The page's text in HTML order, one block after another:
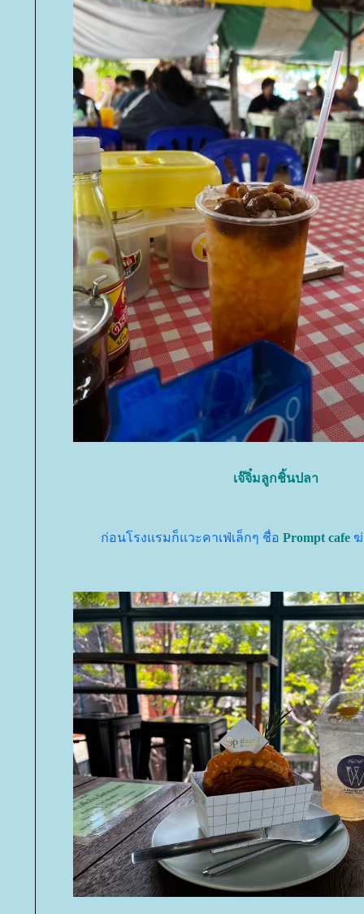
เจ๊จิ๋มลูกชิ้นปลา
ก่อนโรงแรมก็แวะคาเฟ่เล็กๆ ชื่อ Prompt cafe